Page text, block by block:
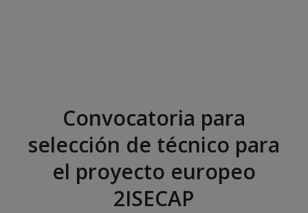
Convocatoria para
selección de técnico para
el proyecto europeo
2ISECAP